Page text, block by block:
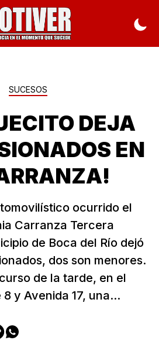
SUCESOS
DEJA
EN
ocurrido el
Carranza Tercera
de Boca del Río dejó
dos son menores.
de la tarde, en el
y Avenida 17, una...